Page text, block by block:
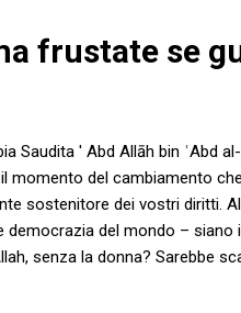
frustate se
Saudita ' Abd Allāh bin ʿAbd
momento del cambiamento
sostenitore dei vostri diritti.
democrazia del mondo – siano
senza la donna? Sarebbe